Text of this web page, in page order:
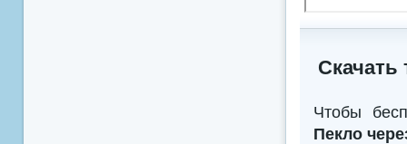
Чтобы
Пекло